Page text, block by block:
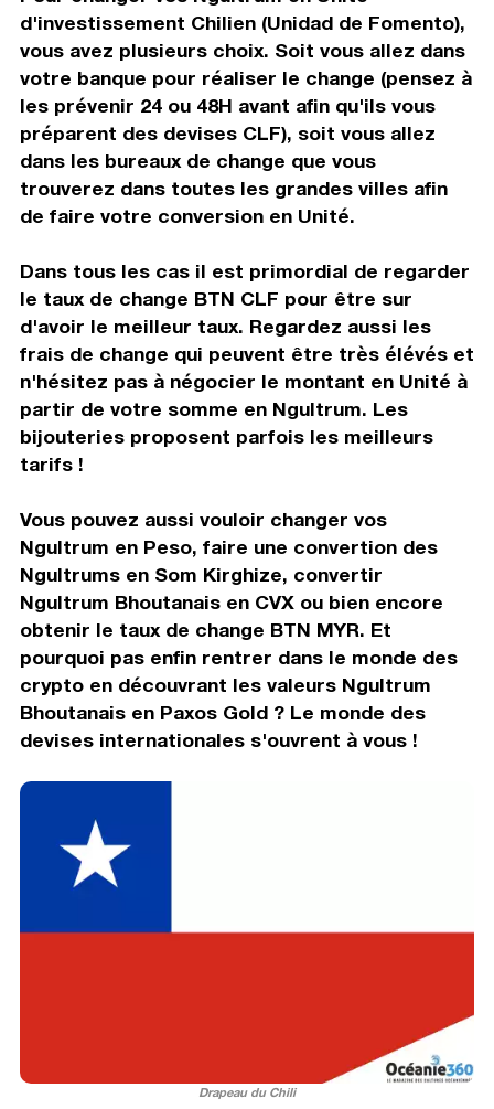
d'investissement Chilien (Unidad de Fomento),
vous avez plusieurs choix. Soit vous allez dans
votre banque pour réaliser le change (pensez à
les prévenir 24 ou 48H avant afin qu'ils vous
préparent des devises CLF), soit vous allez
dans les bureaux de change que vous
trouverez dans toutes les grandes villes afin
de faire votre conversion en Unité.
Dans tous les cas il est primordial de regarder
le taux de change BTN CLF pour être sur
d'avoir le meilleur taux. Regardez aussi les
frais de change qui peuvent être très élévés et
n'hésitez pas à négocier le montant en Unité à
partir de votre somme en Ngultrum. Les
bijouteries proposent parfois les meilleurs
tarifs !
Vous pouvez aussi vouloir changer vos
Ngultrum en Peso, faire une convertion des
Ngultrums en Som Kirghize, convertir
Ngultrum Bhoutanais en CVX ou bien encore
obtenir le taux de change BTN MYR. Et
pourquoi pas enfin rentrer dans le monde des
crypto en découvrant les valeurs Ngultrum
Bhoutanais en Paxos Gold ? Le monde des
devises internationales s'ouvrent à vous !
Drapeau du Chili